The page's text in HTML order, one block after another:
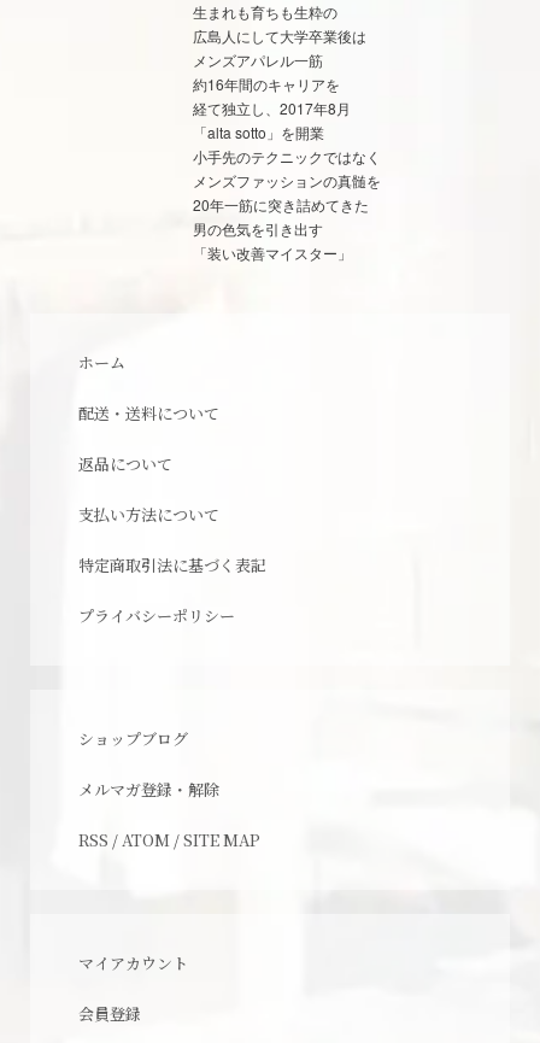
生まれも育ちも生粋の
広島人にして大学卒業後は
メンズアパレル一筋
約16年間のキャリアを
経て独立し、2017年8月
「alta sotto」を開業
小手先のテクニックではなく
メンズファッションの真髄を
20年一筋に突き詰めてきた
男の色気を引き出す
「装い改善マイスター」
ホーム
配送・送料について
返品について
支払い方法について
特定商取引法に基づく表記
プライバシーポリシー
ショップブログ
メルマガ登録・解除
RSS / ATOM /SITE MAP
マイアカウント
会員登録